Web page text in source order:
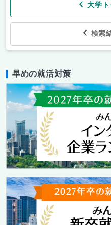
大学ト
検索
早めの就活対策